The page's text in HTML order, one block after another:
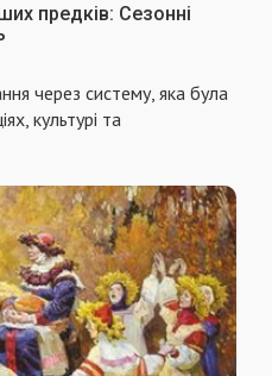
предків: Сезонні
через систему, яка була
культурі та